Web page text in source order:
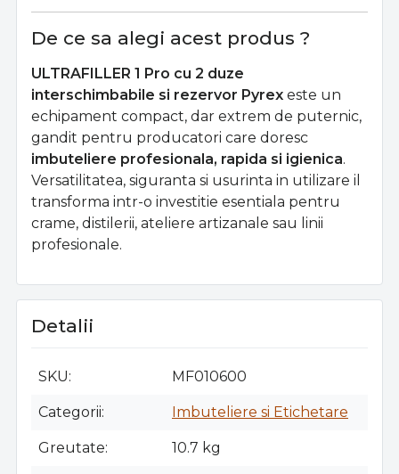
De ce sa alegi acest produs ?
ULTRAFILLER 1 Pro cu 2 duze
interschimbabile si rezervor Pyrex este un
echipament compact, dar extrem de puternic,
gandit pentru producatori care doresc
imbuteliere profesionala, rapida si igienica.
Versatilitatea, siguranta si usurinta in utilizare il
transforma intr-o investitie esentiala pentru
crame, distilerii, ateliere artizanale sau linii
profesionale.
Detalii
SKU MF010600
Categorii Imbuteliere si Etichetare
Greutate 10.7 kg